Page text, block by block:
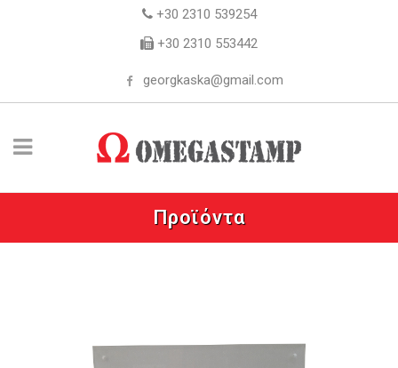
+30 2310 539254
+30 2310 553442
georgkaska@gmail.com
Προϊόντα